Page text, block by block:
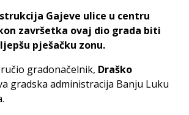
Gajeve ulice u centru
završetka ovaj dio grada biti
pješačku zonu.
gradonačelnik, Draško
gradska administracija Banju Luku